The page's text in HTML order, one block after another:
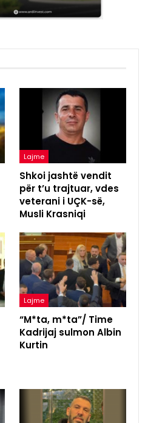
Lajme
Shkoi jashtë vendit
për t’u trajtuar, vdes
veterani i UÇK-së,
Musli Krasniqi
Lajme
“M*ta, m*ta”/ Time
Kadrijaj sulmon Albin
Kurtin